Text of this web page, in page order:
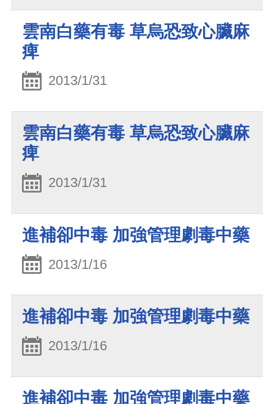
雲南白藥有毒 草烏恐致心臟麻
痺
2013/1/31
雲南白藥有毒 草烏恐致心臟麻
痺
2013/1/31
進補卻中毒 加強管理劇毒中藥
2013/1/16
進補卻中毒 加強管理劇毒中藥
2013/1/16
進補卻中毒 加強管理劇毒中藥